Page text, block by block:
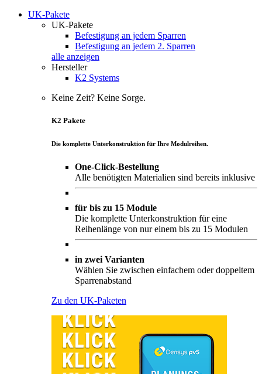
UK-Pakete
UK-Pakete
Befestigung an jedem Sparren
Befestigung an jedem 2. Sparren
alle anzeigen
Hersteller
K2 Systems
Keine Zeit? Keine Sorge.
K2 Pakete
Die komplette Unterkonstruktion für Ihre Modulreihen.
One-Click-Bestellung
Alle benötigten Materialien sind bereits inklusive
für bis zu 15 Module
Die komplette Unterkonstruktion für eine
Reihenlänge von nur einem bis zu 15 Modulen
in zwei Varianten
Wählen Sie zwischen einfachem oder doppeltem
Sparrenabstand
Zu den UK-Paketen